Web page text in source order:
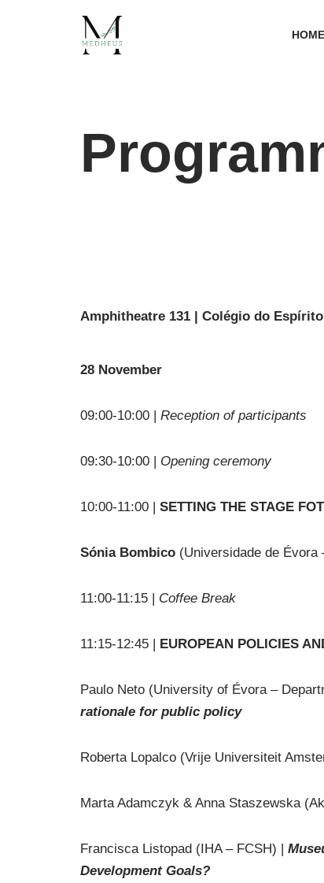
HOME
Amphitheatre 131 | Colégio do
28 November
09:00-10:00 | Reception of participants
09:30-10:00 | Opening ceremony
10:00-11:00 | SETTING THE STAGE
Sónia Bombico (Universidade de Évora
11:00-11:15 | Coffee Break
11:15-12:45 | EUROPEAN POLICIES
Paulo Neto (University of Évora –
rationale for public policy
Roberta Lopalco (Vrije Universiteit
Marta Adamczyk & Anna Staszewska
Francisca Listopad (IHA – FCSH) |
Development Goals?